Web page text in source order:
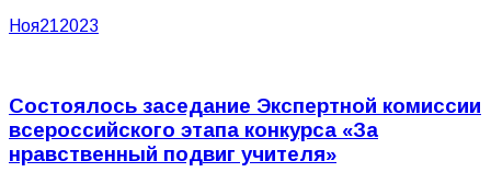
Ноя212023
Состоялось заседание Экспертной комиссии
всероссийского этапа конкурса «За
нравственный подвиг учителя»